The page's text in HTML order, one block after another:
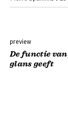
preview
De functie
glans geeft